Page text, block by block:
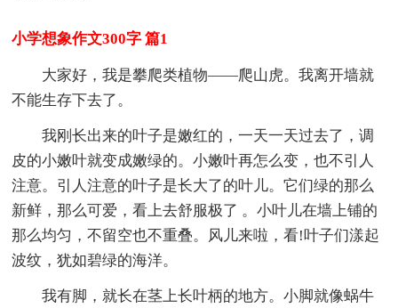
小学想象作文300字 篇1
大家好，我是攀爬类植物——爬山虎。我离开墙就
不能生存下去了。
我刚长出来的叶子是嫩红的，一天一天过去了，调
皮的小嫩叶就变成嫩绿的。小嫩叶再怎么变，也不引人
注意。引人注意的叶子是长大了的叶儿。它们绿的那么
新鲜，那么可爱，看上去舒服极了 。小叶儿在墙上铺的
那么均匀，不留空也不重叠。风儿来啦，看!叶子们漾起
波纹，犹如碧绿的海洋。
我有脚，就长在茎上长叶柄的地方。小脚就像蜗牛